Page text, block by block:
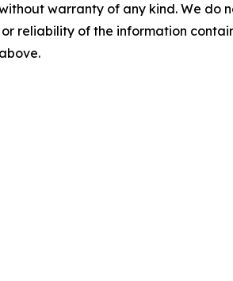
warranty of any kind. We
reliability of the information